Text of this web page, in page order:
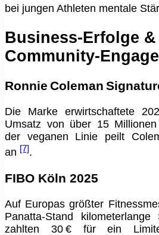
bei jungen Athleten mentale
Business‑Erfolge &
Ronnie Coleman
Die Marke erwirtschaftete
Umsatz von über 15
der veganen Linie peilt
an [7].
FIBO Köln 2025
Auf Europas größter
Panatta‑Stand
zahlten 30 € für ein